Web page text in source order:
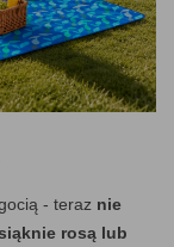
- teraz nie
rosą lub